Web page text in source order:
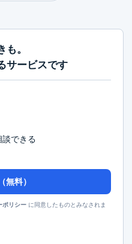
。
サービスです
できる
無料）
ポリシー に同意したものとみなされま